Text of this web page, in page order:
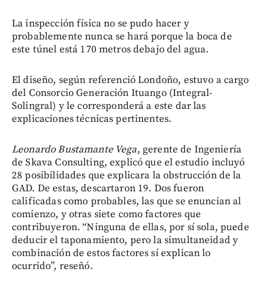
La inspección física no se pudo hacer y
probablemente nunca se hará porque la boca de
este túnel está 170 metros debajo del agua.
El diseño, según referenció Londoño, estuvo a cargo
del Consorcio Generación Ituango (Integral-
Solingral) y le corresponderá a este dar las
explicaciones técnicas pertinentes.
Leonardo Bustamante Vega, gerente de Ingeniería
de Skava Consulting, explicó que el estudio incluyó
28 posibilidades que explicara la obstrucción de la
GAD. De estas, descartaron 19. Dos fueron
calificadas como probables, las que se enuncian al
comienzo, y otras siete como factores que
contribuyeron. “Ninguna de ellas, por sí sola, puede
deducir el taponamiento, pero la simultaneidad y
combinación de estos factores sí explican lo
ocurrido”, reseñó.